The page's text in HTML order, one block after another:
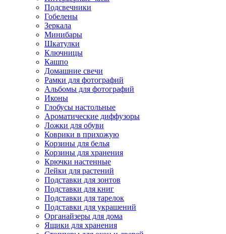
Подсвечники
Гобелены
Зеркала
Минибары
Шкатулки
Ключницы
Кашпо
Домашние свечи
Рамки для фотографий
Альбомы для фотографий
Иконы
Глобусы настольные
Ароматические диффузоры
Ложки для обуви
Коврики в прихожую
Корзины для белья
Корзины для хранения
Крючки настенные
Лейки для растений
Подставки для зонтов
Подставки для книг
Подставки для тарелок
Подставки для украшений
Органайзеры для дома
Ящики для хранения